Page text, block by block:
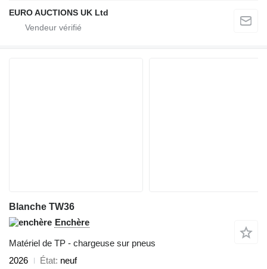
EURO AUCTIONS UK Ltd
Blanche TW36
Enchère
Matériel de TP - chargeuse sur pneus
2026
État neuf